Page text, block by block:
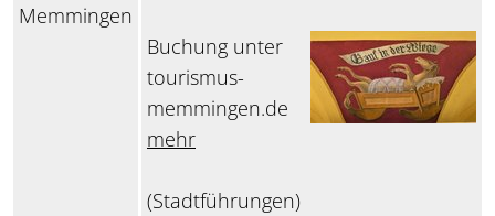
Memmingen
Buchung unter
tourismus-
memmingen.de
mehr
(Stadtführungen)